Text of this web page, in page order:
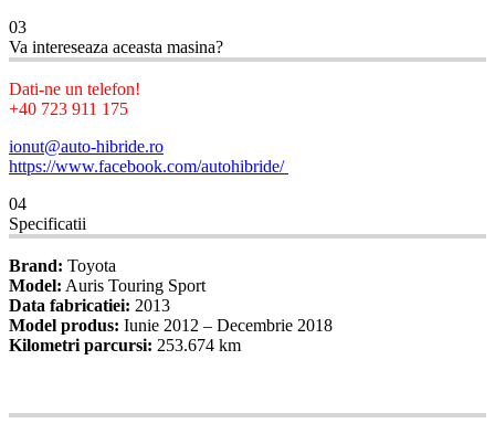
03
Va intereseaza aceasta masina?
Dati-ne un telefon!
+40 723 911 175
ionut@auto-hibride.ro
https://www.facebook.com/autohibride/
04
Specificatii
Brand: Toyota
Model: Auris Touring Sport
Data fabricatiei: 2013
Model produs: Iunie 2012 – Decembrie 2018
Kilometri parcursi: 253.674 km